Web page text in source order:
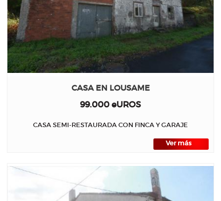
CASA EN LOUSAME
99.000 eUROS
CASA SEMI-RESTAURADA CON FINCA Y GARAJE
Ver más